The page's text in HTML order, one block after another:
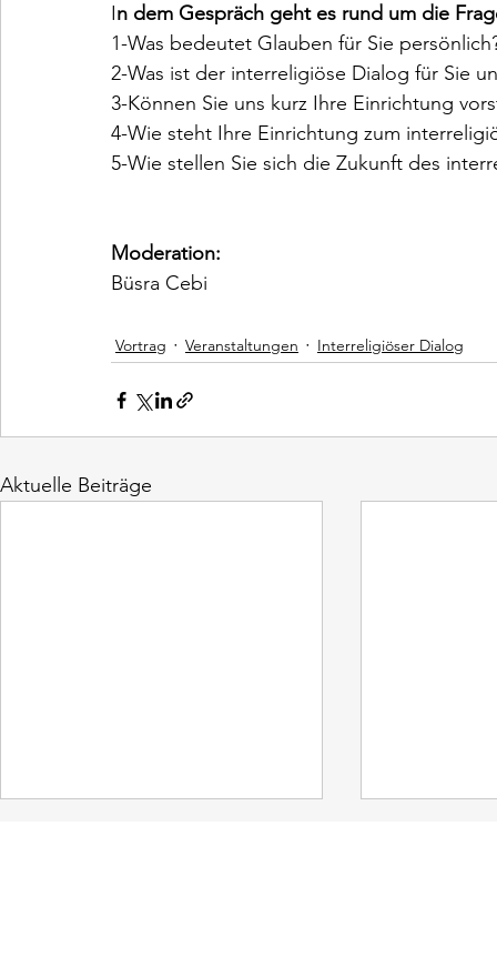
In dem Gespräch geht es rund um die
1-Was bedeutet Glauben für Sie
2-Was ist der interreligiöse Dialog für Sie
3-Können Sie uns kurz Ihre Einrichtung
4-Wie steht Ihre Einrichtung zum
5-Wie stellen Sie sich die Zukunft des
Moderation:
Büsra Cebi
Vortrag Veranstaltungen Interreligiöser Dialog​
Aktuelle Beiträge